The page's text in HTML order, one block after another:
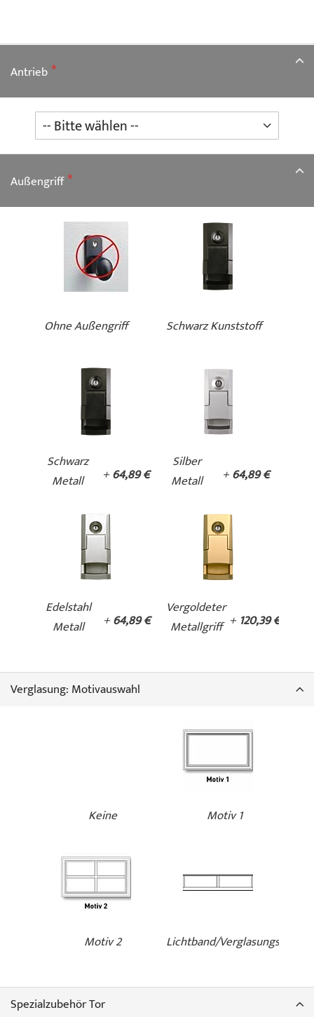
Antrieb
Außengriff
Ohne Außengriff Schwarz Kunststoff
Schwarz
Metall
+64,89 €
Silber
Metall
+64,89 €
Edelstahl
Metall
+64,89 €
Vergoldeter
Metallgriff + 120,39 €
Verglasung: Motivauswahl
Keine Motiv 1
Motiv 2 Lichtband/
Spezialzubehör Tor